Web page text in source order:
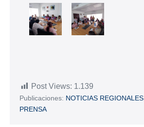
Post Views: 1.139
Publicaciones: NOTICIAS REGIONALES
PRENSA